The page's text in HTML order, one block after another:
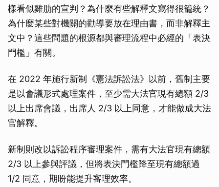
樣看似雞肋的宣判？為什麼有些解釋文寫得很籠統？
為什麼某些對機關的勸導要放在理由書，而非解釋主
文中？這些問題的根源都與審理流程中必經的「表決
門檻」有關。
在 2022 年施行新制《憲法訴訟法》以前，舊制主要
是以會議形式處理案件，至少需大法官現有總額 2/3
以上出席會議，出席人 2/3 以上同意，才能做成大法
官解釋。
新制則改以訴訟程序審理案件，需有大法官現有總額
2/3 以上參與評議，但將表決門檻降至現有總額過
1/2 同意，期盼能提升審理效率。